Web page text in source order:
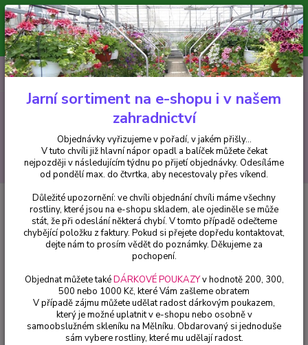
Minimální hodnota pro odeslání z e-shopu je 300 Kč.
V tuto chvíli již hlavní nápor objednávek opadl a balíček můžete čekat
nejpozději v následujícím týdnu po přijetí objednávky. Objednávky
vyřizujeme v pořadí, v jakém přišly...
CZK
Hledat
+420 602 223 614 0ks
za0 Kč
Bylinky a léčivky
Eukalyptus gunni - cena za kus v 3-kusovém
balení
Eukalyptus gunni - cena za kus v
3-kusovém balení
Jarní sortiment na e-shopu i v našem
zahradnictví
Objednávky vyřizujeme v pořadí, v jakém přišly...
V tuto chvíli již hlavní nápor opadl a balíček můžete čekat
nejpozději v následujícím týdnu po přijetí objednávky. Odesíláme
od pondělí max. do čtvrtka, aby necestovaly přes víkend.
Důležité upozornění: ve chvíli objednání chvíli máme všechny
rostliny, které jsou na e-shopu skladem, ale ojediněle se může
stát, že při odeslání některá chybí. V tomto případě odečteme
chybějící položku z faktury. Pokud si přejete dopředu kontaktovat,
dejte nám to prosím vědět do poznámky. Děkujeme za
pochopení.
Objednat můžete takéDÁRKOVÉ POUKAZYv hodnotě 200, 300,
500 nebo 1000 Kč, které Vám zašleme obratem
V případě zájmu můžete udělat radost dárkovým poukazem,
který je možné uplatnit v e-shopu nebo osobně v
samoobslužném skleníku na Mělníku. Obdarovaný si jednoduše
sám vybere rostliny, které mu udělají radost.